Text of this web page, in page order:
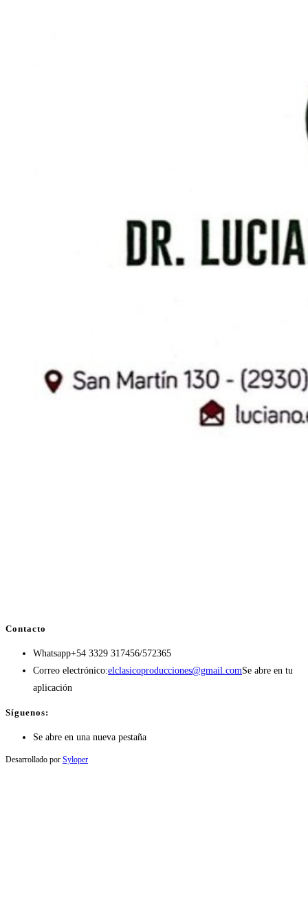
Contacto
Whatsapp+54 3329 317456/572365
Correo electrónico:elclasicoproducciones@gmail.comSe abre en tu
aplicación
Síguenos:
Se abre en una nueva pestaña
Desarrollado por Syloper